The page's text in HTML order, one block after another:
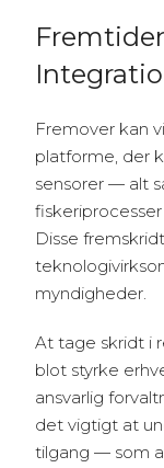
Fremover kan
platforme, der
sensorer — alt
Disse
myndigheder.
At tage skridt i
blot styrke
ansvarlig
det vigtigt at
tilgang — som